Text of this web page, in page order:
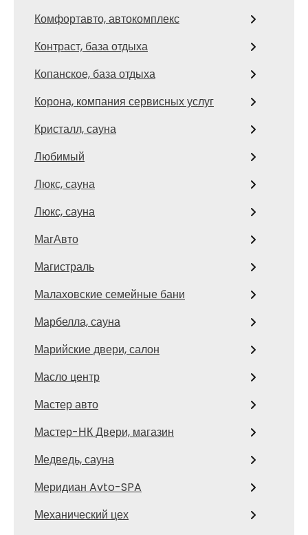
Комфортавто, автокомплекс
Контраст, база отдыха
Копанское, база отдыха
Корона, компания сервисных услуг
Кристалл, сауна
Любимый
Люкс, сауна
Люкс, сауна
МагАвто
Магистраль
Малаховские семейные бани
Марбелла, сауна
Марийские двери, салон
Масло центр
Мастер авто
Мастер-НК Двери, магазин
Медведь, сауна
Меридиан Avto-SPA
Механический цех